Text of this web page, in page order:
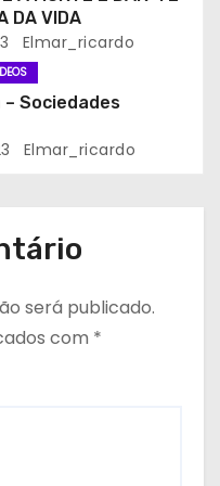
DA VIDA
Elmar_ricardo
– Sociedades
Elmar_ricardo
será publicado.
com *